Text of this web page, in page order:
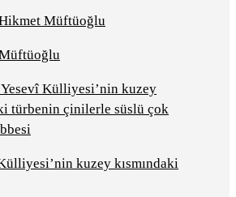
kuzey kısmındaki